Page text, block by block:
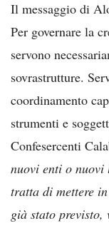
Il messaggio di
Per governare la
servono
sovrastrutture.
coordinamento
strumenti e
Confesercenti
nuovi enti o
tratta di mettere
già stato previsto,